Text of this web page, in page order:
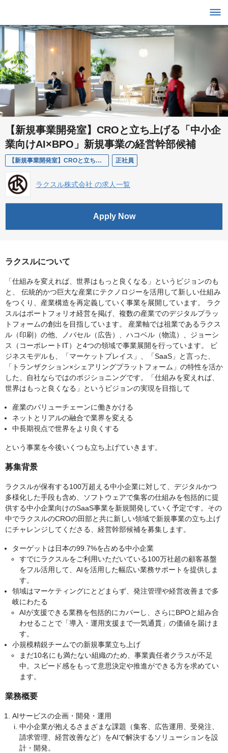
【新規事業開発室】CROと立ち上げる「中小企
業向けAI×BPO」新規事業の経営幹部候補
【新規事業開発室】CROと立ち上げる「中小企業向けAI×BPO」新規事業の経営幹部候補 正社員
ラクスル株式会社 の求人一覧
Apply Now
ラクスルについて
「仕組みを変えれば、世界はもっと良くなる」というビジョンのも
と、 伝統的かつ巨大な産業にテクノロジーを活用して新しい仕組み
をつくり、産業構造を再定義していく事業を展開しています。 ラク
スルはポートフォリオ経営を掲げ、複数の産業でのデジタルプラッ
トフォームの創出を目指しています。 産業軸では祖業であるラクス
ル（印刷）の他、ノバセル（広告）、ハコベル（物流）、ジョーシ
ス（コーポレートIT）と4つの領域で事業展開を行っています。 ビ
ジネスモデルも、「マーケットプレイス」、「SaaS」と言った、
「トランザクション×シェアリングプラットフォーム」の特性を活か
した、自社ならではのポジショニングです。「仕組みを変えれば、
世界はもっと良くなる」というビジョンの実現を目指して
産業のバリューチェーンに働きかける
ネットとリアルの融合で業界を変える
中長期視点で世界をより良くする
という事業を今後いくつも立ち上げていきます。
募集背景
ラクスルが保有する100万超える中小企業に対して、デジタルかつ
多様化した手段も含め、ソフトウェアで集客の仕組みを包括的に提
供する中小企業向けのSaaS事業を新規開発していく予定です。その
中でラクスルのCROの田部と共に新しい領域で新規事業の立ち上げ
にチャレンジしてくださる、経営幹部候補を募集します。
ターゲットは日本の99.7%を占める中小企業
すでにラクスルをご利用いただいている100万社超の顧客基盤
をフル活用して、AIを活用した幅広い業務サポートを提供しま
す。
領域はマーケティングにとどまらず、発注管理や経営改善まで多
岐にわたる
AIが支援できる業務を包括的にカバーし、さらにBPOと組み合
わせることで「導入・運用支援まで一気通貫」の価値を届けま
す。
小規模精鋭チームでの新規事業立ち上げ
まだ10名にも満たない組織のため、事業責任者クラスが不足
中。スピード感をもって意思決定や推進ができる方を求めてい
ます。
業務概要
AIサービスの企画・開発・運用
中小企業が抱えるさまざまな課題（集客、広告運用、受発注、
請求管理、経営改善など）をAIで解決するソリューションを設
計・開発。